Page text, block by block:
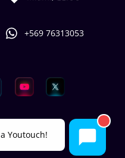
Youtouch!
+569 76313053
Youtouch